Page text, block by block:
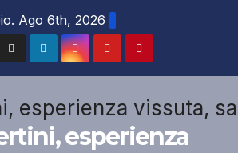
Ago 6th, 2026
esperienza